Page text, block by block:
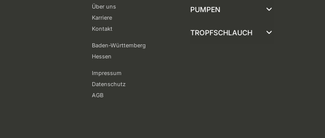
Über uns
Karriere
Kontakt
Baden-Württemberg
Hessen
Impressum
Datenschutz
AGB
PUMPEN
TROPFSCHLAUCH